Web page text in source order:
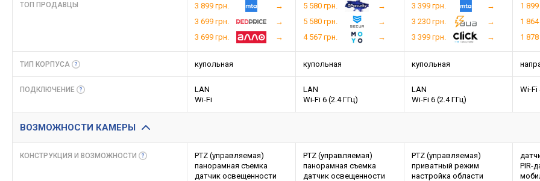
ТОП ПРОДАВЦЫ
3 899 грн.
3 699 грн.
3 699 грн.
5 580 грн.
5 580 грн.
4 567 грн.
3 399 грн.
3 230 грн.
3 399 грн.
1
1
1
ТИП КОРПУСА купольная купольная купольная
ПОДКЛЮЧЕНИЕ
LAN
Wi-Fi
LAN
Wi-Fi 6 (2.4 ГГц)
LAN
Wi-Fi 6 (2.4 ГГц)
Wi-Fi
ВОЗМОЖНОСТИ КАМЕРЫ
КОНСТРУКЦИЯ И ВОЗМОЖНОСТИ
PTZ (управляемая)
панорамная съемка
датчик освещенности
PTZ (управляемая)
панорамная съемка
датчик освещенности
PTZ (управляемая)
приватный режим
настройка области
PIR-